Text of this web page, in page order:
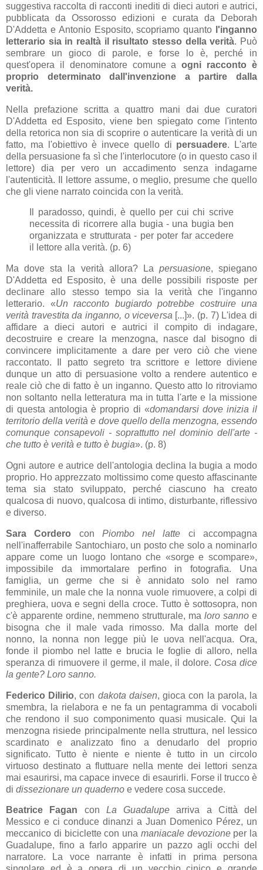
suggestiva raccolta di racconti inediti di dieci autori e autrici,
pubblicata da Ossorosso edizioni e curata da Deborah
D'Addetta e Antonio Esposito, scopriamo quanto
l'inganno
letterario sia in realtà il risultato stesso della verità. Può
sembrare un gioco di parole, e forse lo è, perché in
quest'opera il denominatore comune aogni racconto è
proprio determinato dall'invenzione a partire dalla
verità.
Nella prefazione scritta a quattro mani dai due curatori
D'Addetta ed Esposito, viene ben spiegato come l'intento
della retorica non sia di scoprire o autenticare la verità di un
fatto, ma l'obiettivo è invece quello di persuadere. L'arte
della persuasione fa sì che l'interlocutore (o in questo caso il
lettore) dia per vero un accadimento senza indagarne
l'autenticità. Il lettore assume, o meglio, presume che quello
che gli viene narrato coincida con la verità.
Il paradosso, quindi, è quello per cui chi scrive
necessita di ricorrere alla bugia - una bugia ben
organizzata e strutturata - per poter far accedere
il lettore alla verità. (p. 6)
Ma dove sta la verità allora? La persuasione, spiegano
D'Addetta ed Esposito, è una delle possibili risposte per
declinare allo stesso tempo sia la verità che l'inganno
letterario. «Un racconto bugiardo potrebbe costruire una
verità travestita da inganno, o viceversa [...]». (p. 7) L'idea di
affidare a dieci autori e autrici il compito di indagare,
decostruire e creare la menzogna, nasce dal bisogno di
convincere implicitamente a dare per vero ciò che viene
raccontato. Il patto segreto tra scrittore e lettore diviene
dunque un atto di persuasione volto a rendere autentico e
reale ciò che di fatto è un inganno. Questo atto lo ritroviamo
non soltanto nella letteratura ma in tutta l'arte e la missione
di questa antologia è proprio di «domandarsi dove inizia il
territorio della verità e dove quello della menzogna, essendo
comunque consapevoli - soprattutto nel dominio dell'arte -
che tutto è verità e tutto è bugia». (p. 8)
Ogni autore e autrice dell'antologia declina la bugia a modo
proprio. Ho apprezzato moltissimo come questo affascinante
tema sia stato sviluppato, perché ciascuno ha creato
qualcosa di nuovo, qualcosa di intimo, disturbante, riflessivo
e diverso.
Sara Cordero con Piombo nel latte ci accompagna
nell'inafferrabile Santochiaro, un posto che solo a nominarlo
appare come un luogo lontano che «sorge e scompare»,
impossibile da immortalare perfino in fotografia. Una
famiglia, un germe che si è annidato solo nel ramo
femminile, un male che la nonna vuole rimuovere, a colpi di
preghiera, uova e segni della croce. Tutto è sottosopra, non
c'è apparente ordine, nemmeno strutturale, ma loro sanno e
bisogna che il male vada rimosso. Ma dalla morte del
nonno, la nonna non legge più le uova nell'acqua. Ora,
fonde il piombo nel latte e brucia le foglie di alloro, nella
speranza di rimuovere il germe, il male, il dolore. Cosa dice
la gente? Loro sanno.
Federico Dilirio, con dakota daisen, gioca con la parola, la
smembra, la rielabora e ne fa un pentagramma di vocaboli
che rendono il suo componimento quasi musicale. Qui la
menzogna risiede principalmente nella struttura, nel lessico
scardinato e analizzato fino a denudarlo del proprio
significato. Tutto è niente e niente è tutto in un circolo
virtuoso destinato a fluttuare nella mente dei lettori senza
mai esaurirsi, ma capace invece di esaurirli. Forse il trucco è
di dissezionare un quaderno e vedere cosa succede.
Beatrice Fagan con La Guadalupearriva a Città del
Messico e ci conduce dinanzi a Juan Domenico Pérez, un
meccanico di biciclette con una maniacale devozione per la
Guadalupe, fino a farlo apparire un pazzo agli occhi del
narratore. La voce narrante è infatti in prima persona